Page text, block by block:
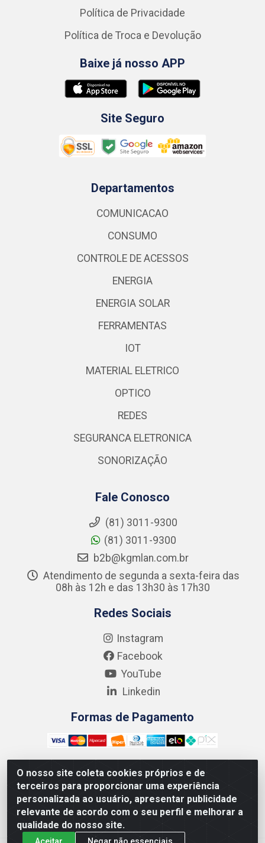
O nosso site coleta cookies próprios e de
terceiros para proporcionar uma experiência
personalizada ao usuário, apresentar publicidade
relevante de acordo com o seu perfil e melhorar a
qualidade do nosso site.
Aceitar Negar não essenciais
Política de Privacidade
Política de Troca e Devolução
Baixe já nosso APP
Site Seguro
Departamentos
COMUNICACAO
CONSUMO
CONTROLE DE ACESSOS
ENERGIA
ENERGIA SOLAR
FERRAMENTAS
IOT
MATERIAL ELETRICO
OPTICO
REDES
SEGURANCA ELETRONICA
SONORIZAÇÃO
Fale Conosco
(81) 3011-9300
(81) 3011-9300
b2b@kgmlan.com.br
Atendimento de segunda a sexta-feira das
08h às 12h e das 13h30 às 17h30
Redes Sociais
Instagram
Facebook
YouTube
Linkedin
Formas de Pagamento
Kgmlan Distribuidora LTDA - CNPJ 18.217.682/0001-54 -
Rua Pedro de Barros Cavalcante, 58 - Bultrins, Olinda/PE
- CEP 53320-110